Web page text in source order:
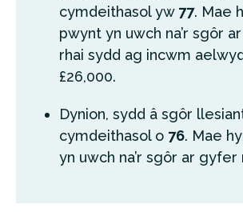
cymdeithasol yw 77. Mae
pwynt yn uwch na’r sgôr
rhai sydd ag incwm
£26,000.
Dynion, sydd â sgôr
cymdeithasol o 76. Mae
yn uwch na’r sgôr ar